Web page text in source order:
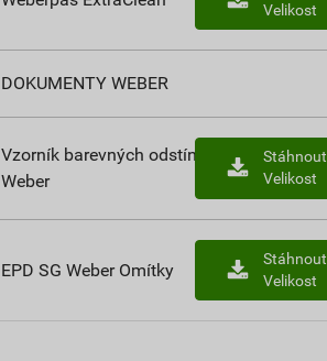
Velikost
DOKUMENTY WEBER
Vzorník barevných odstínů
Weber
Stáhnout
Velikost
EPD SG Weber Omítky
Stáhnout
Velikost